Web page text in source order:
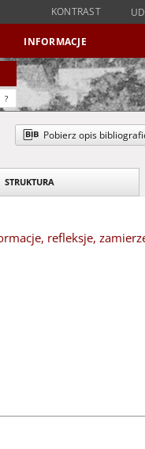
KONTRAST
INFORMACJE
?
Pobierz opis
STRUKTURA
refleksje,